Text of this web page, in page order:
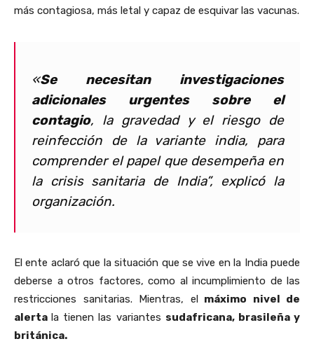
más contagiosa, más letal y capaz de esquivar las vacunas.
«Se necesitan investigaciones
adicionales urgentes sobre el
contagio, la gravedad y el riesgo de
reinfección de la variante india, para
comprender el papel que desempeña en
la crisis sanitaria de India”, explicó la
organización.
El ente aclaró que la situación que se vive en la India puede
deberse a otros factores, como al incumplimiento de las
restricciones sanitarias. Mientras, elmáximo nivel de
alertala tienen las variantes sudafricana, brasileña y
británica.